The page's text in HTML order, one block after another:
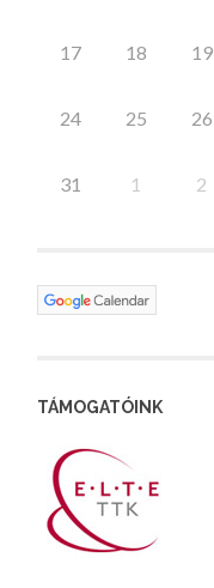
17 18 19
24 25 26
31 1 2
TÁMOGATÓINK